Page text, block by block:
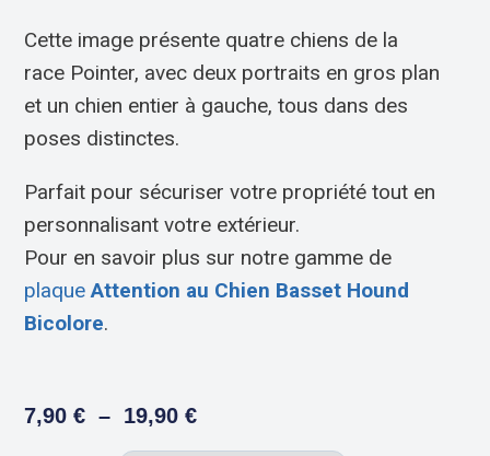
Cette image présente quatre chiens de la
race Pointer, avec deux portraits en gros plan
et un chien entier à gauche, tous dans des
poses distinctes.
Parfait pour sécuriser votre propriété tout en
personnalisant votre extérieur.
Pour en savoir plus sur notre gamme de
plaqueAttention au Chien Basset Hound
Bicolore.
7,90€ – 19,90€